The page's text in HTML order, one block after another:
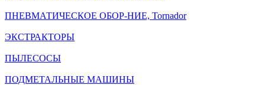
ПНЕВМАТИЧЕСКОЕ ОБОР-НИЕ, Tornador
ЭКСТРАКТОРЫ
ПЫЛЕСОСЫ
ПОДМЕТАЛЬНЫЕ МАШИНЫ